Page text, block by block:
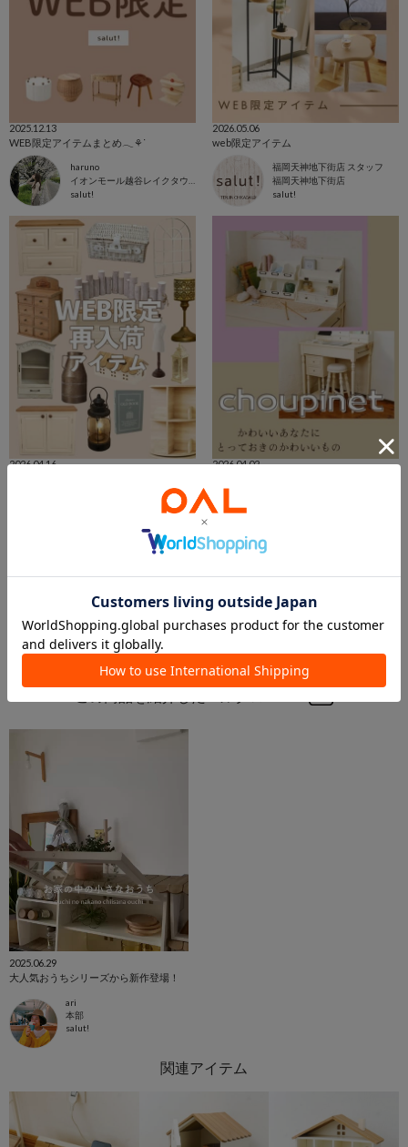
2025.12.13
WEB限定アイテムまとめ𓂃⚘ᐝ
haruno
salut!
2026.05.06
web限定アイテム
福岡天神地下街店 スタッフ
福岡天神地下街店
salut!
2026.04.16
2026.04.02
2025.06.29
大人気おうちシリーズから新作登場！
ari
本部
salut!